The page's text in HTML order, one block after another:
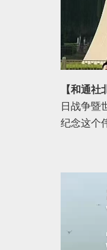
【和通
日战争暨
纪念这个